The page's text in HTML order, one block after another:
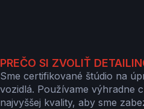
PREČO SI ZVOLIŤ
Sme certifikované štúdio na
vozidlá. Používame výhradne
najvyššej kvality, aby sme